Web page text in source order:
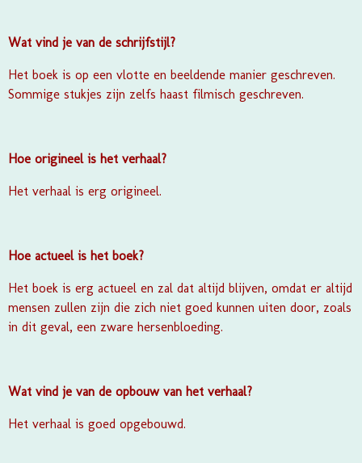
Wat vind je van de schrijfstijl?
Het boek is op een vlotte en beeldende manier geschreven.
Sommige stukjes zijn zelfs haast filmisch geschreven.
Hoe origineel is het verhaal?
Het verhaal is erg origineel.
Hoe actueel is het boek?
Het boek is erg actueel en zal dat altijd blijven, omdat er altijd
mensen zullen zijn die zich niet goed kunnen uiten door, zoals
in dit geval, een zware hersenbloeding.
Wat vind je van de opbouw van het verhaal?
Het verhaal is goed opgebouwd.